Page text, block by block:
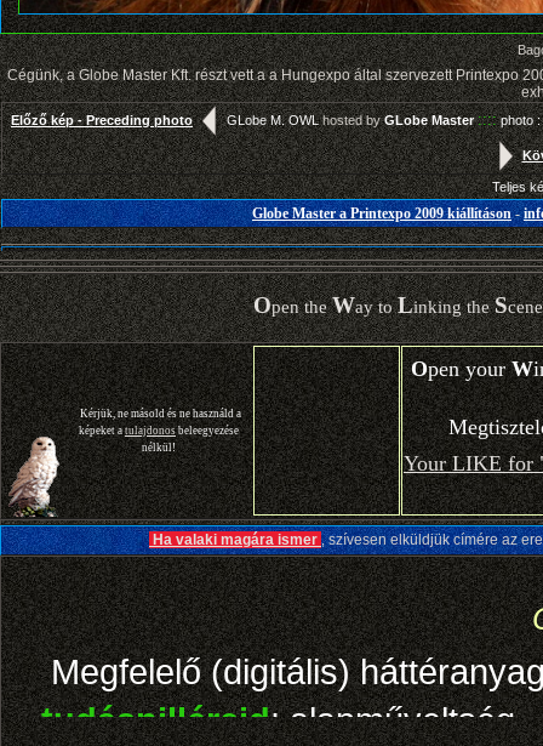
Cégünk, a Globe Master Kft. részt vett a a Hungexpo által szervezett Printexpo
Előző kép - Preceding photo GLobe M. OWL hosted byGLobe Master :::: photo
Teljes
Globe Master a Printexpo 2009 kiállításon-